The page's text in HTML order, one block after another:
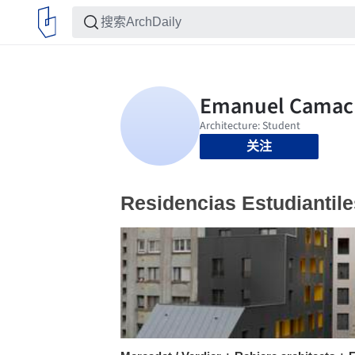
关注
Residencias